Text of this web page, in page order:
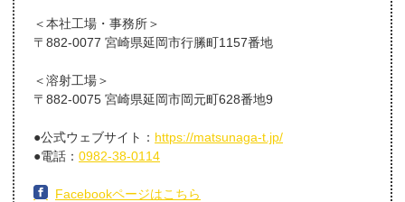
＜本社工場・事務所＞
〒882-0077 宮崎県延岡市行縢町1157番地
＜溶射工場＞
〒882-0075 宮崎県延岡市岡元町628番地9
●公式ウェブサイト： https://matsunaga-t.jp/
●電話： 0982-38-0114
Facebookページはこちら